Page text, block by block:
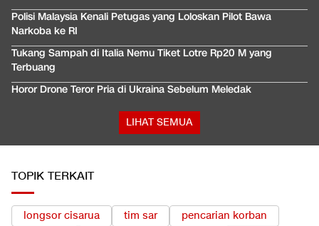
Polisi Malaysia Kenali Petugas yang Loloskan Pilot Bawa
Narkoba ke RI
Tukang Sampah di Italia Nemu Tiket Lotre Rp20 M yang
Terbuang
Horor Drone Teror Pria di Ukraina Sebelum Meledak
LIHAT SEMUA
TOPIK TERKAIT
longsor cisarua tim sar
pencarian korban